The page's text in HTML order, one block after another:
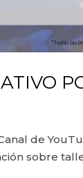
de
sobre